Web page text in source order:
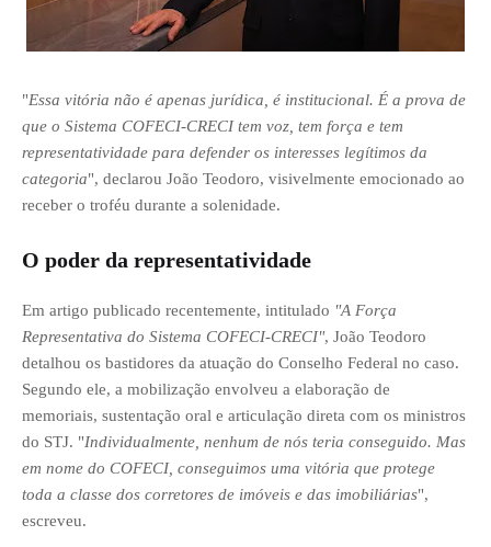
"Essa vitória não é apenas jurídica, é institucional. É a prova de
que o Sistema COFECI-CRECI tem voz, tem força e tem
representatividade para defender os interesses legítimos da
categoria", declarou João Teodoro, visivelmente emocionado ao
receber o troféu durante a solenidade.
O poder da representatividade
Em artigo publicado recentemente, intitulado "A Força
Representativa do Sistema COFECI-CRECI", João Teodoro
detalhou os bastidores da atuação do Conselho Federal no caso.
Segundo ele, a mobilização envolveu a elaboração de
memoriais, sustentação oral e articulação direta com os ministros
do STJ. "Individualmente, nenhum de nós teria conseguido. Mas
em nome do COFECI, conseguimos uma vitória que protege
toda a classe dos corretores de imóveis e das imobiliárias",
escreveu.